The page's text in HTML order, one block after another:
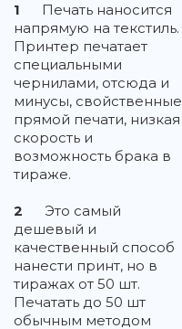
1
Печать наносится
напрямую на текстиль.
Принтер печатает
специальными
чернилами, отсюда и
минусы, свойственные
прямой печати, низкая
скорость и
возможность брака в
тираже.
2
Это самый
дешевый и
качественный способ
нанести принт, но в
тиражах от 50 шт.
Печатать до 50 шт
обычным методом